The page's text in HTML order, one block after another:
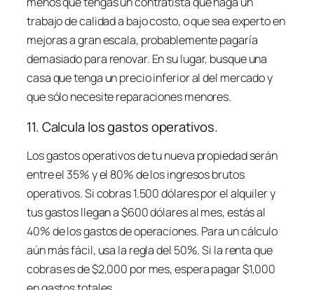
trabajo de calidad a bajo costo, o que sea experto en
mejoras a gran escala, probablemente pagaría
demasiado para renovar. En su lugar, busque una
casa que tenga un precio inferior al del mercado y
que sólo necesite reparaciones menores.
11. Calcula los gastos operativos.
Los gastos operativos de tu nueva propiedad serán
entre el 35% y el 80% de los ingresos brutos
operativos. Si cobras 1.500 dólares por el alquiler y
tus gastos llegan a $600 dólares al mes, estás al
40% de los gastos de operaciones. Para un cálculo
aún más fácil, usa la regla del 50%. Si la renta que
cobras es de $2,000 por mes, espera pagar $1,000